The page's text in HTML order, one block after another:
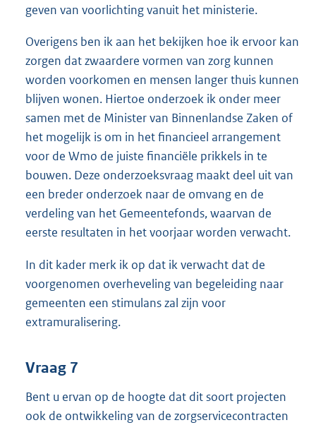
geven van voorlichting vanuit het ministerie.
Overigens ben ik aan het bekijken hoe ik ervoor kan
zorgen dat zwaardere vormen van zorg kunnen
worden voorkomen en mensen langer thuis kunnen
blijven wonen. Hiertoe onderzoek ik onder meer
samen met de Minister van Binnenlandse Zaken of
het mogelijk is om in het financieel arrangement
voor de Wmo de juiste financiële prikkels in te
bouwen. Deze onderzoeksvraag maakt deel uit van
een breder onderzoek naar de omvang en de
verdeling van het Gemeentefonds, waarvan de
eerste resultaten in het voorjaar worden verwacht.
In dit kader merk ik op dat ik verwacht dat de
voorgenomen overheveling van begeleiding naar
gemeenten een stimulans zal zijn voor
extramuralisering.
Vraag 7
Bent u ervan op de hoogte dat dit soort projecten
ook de ontwikkeling van de zorgservicecontracten